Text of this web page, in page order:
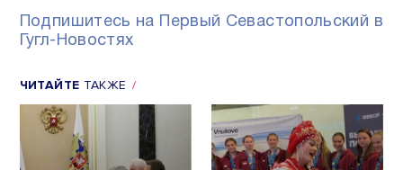
Подпишитесь на Первый Севастопольский в
Гугл-Новостях
ЧИТАЙТЕ ТАКЖЕ